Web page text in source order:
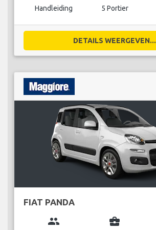
Handleiding 5 Portier
DETAILS WEERGEVEN...
FIAT PANDA
group business_center